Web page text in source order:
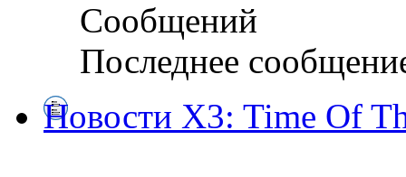
Сообщений
Последнее
Новости X3: Time Of